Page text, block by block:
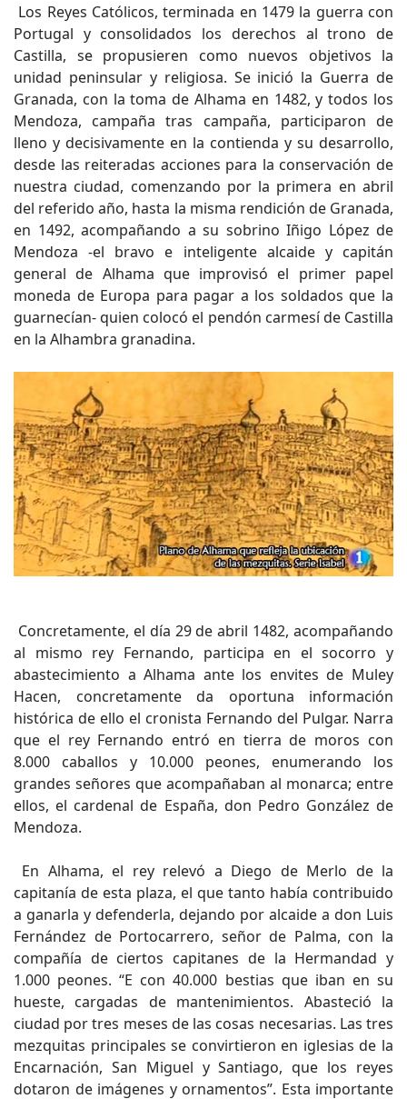
Los Reyes Católicos, terminada en 1479 la guerra con
Portugal y consolidados los derechos al trono de
Castilla, se propusieren como nuevos objetivos la
unidad peninsular y religiosa. Se inició la Guerra de
Granada, con la toma de Alhama en 1482, y todos los
Mendoza, campaña tras campaña, participaron de
lleno y decisivamente en la contienda y su desarrollo,
desde las reiteradas acciones para la conservación de
nuestra ciudad, comenzando por la primera en abril
del referido año, hasta la misma rendición de Granada,
en 1492, acompañando a su sobrino Iñigo López de
Mendoza -el bravo e inteligente alcaide y capitán
general de Alhama que improvisó el primer papel
moneda de Europa para pagar a los soldados que la
guarnecían- quien colocó el pendón carmesí de Castilla
en la Alhambra granadina.
Concretamente, el día 29 de abril 1482, acompañando
al mismo rey Fernando, participa en el socorro y
abastecimiento a Alhama ante los envites de Muley
Hacen, concretamente da oportuna información
histórica de ello el cronista Fernando del Pulgar. Narra
que el rey Fernando entró en tierra de moros con
8.000 caballos y 10.000 peones, enumerando los
grandes señores que acompañaban al monarca; entre
ellos, el cardenal de España, don Pedro González de
Mendoza.
En Alhama, el rey relevó a Diego de Merlo de la
capitanía de esta plaza, el que tanto había contribuido
a ganarla y defenderla, dejando por alcaide a don Luis
Fernández de Portocarrero, señor de Palma, con la
compañía de ciertos capitanes de la Hermandad y
1.000 peones. “E con 40.000 bestias que iban en su
hueste, cargadas de mantenimientos. Abasteció la
ciudad por tres meses de las cosas necesarias. Las tres
mezquitas principales se convirtieron en iglesias de la
Encarnación, San Miguel y Santiago, que los reyes
dotaron de imágenes y ornamentos”. Esta importante